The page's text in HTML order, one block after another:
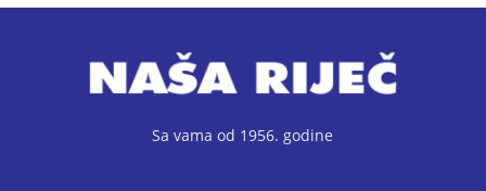
Sa vama od 1956. godine